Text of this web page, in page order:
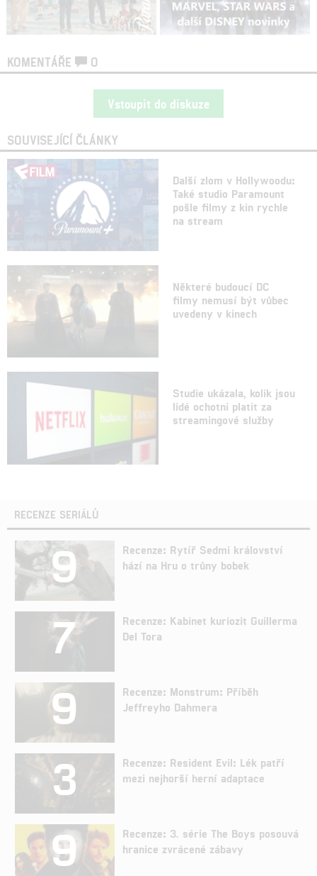
KOMENTÁŘE 0
Vstoupit do diskuze
SOUVISEJÍCÍ ČLÁNKY
Další zlom v Hollywoodu:
Také studio Paramount
pošle filmy z kin rychle
na stream
Některé budoucí DC
filmy nemusí být vůbec
uvedeny v kinech
Studie ukázala, kolik jsou
lidé ochotni platit za
streamingové služby
RECENZE SERIÁLŮ
9
Recenze: Rytíř Sedmi království
hází na Hru o trůny bobek
7
Recenze: Kabinet kuriozit Guillerma
Del Tora
9
Recenze: Monstrum: Příběh
Jeffreyho Dahmera
3
Recenze: Resident Evil: Lék patří
mezi nejhorší herní adaptace
9
Recenze: 3. série The Boys posouvá
hranice zvrácené zábavy